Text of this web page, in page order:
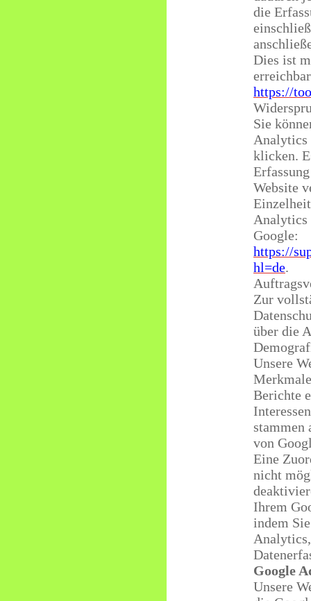
die
Dies ist
https://
Sie
Analytics
klicken.
Website
Analytics
Google:
https://
hl=de.
Zur
über die
Unsere
Berichte
stammen
von
Eine
nicht
Ihrem
indem
Google
Unsere